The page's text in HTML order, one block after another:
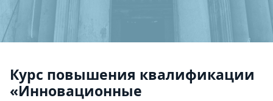
Курс повышения квалификации
«Инновационные